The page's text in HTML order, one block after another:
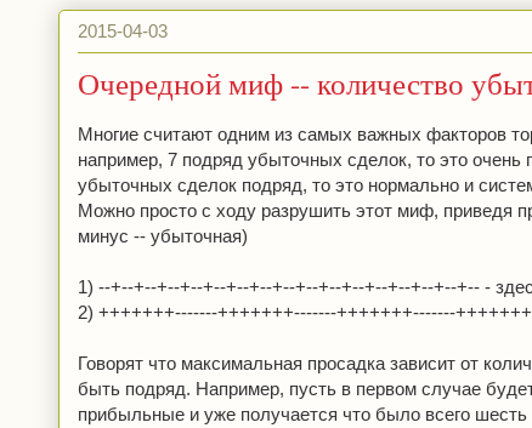
2015-04-03
Очередной миф -- количество
Многие считают одним из самых важных факторов
например, 7 подряд убыточных сделок, то это очень
убыточных сделок подряд, то это нормально и
Можно просто с ходу разрушить этот миф, приведя
минус -- убыточная)
1) --+--+--+--+--+--+--+--+--+--+--+--+--+--+--+--+-- -
2) +++++++-------+++++++-------+++++++-------
Говорят что максимальная просадка зависит от
быть подряд. Например, пусть в первом случае
прибыльные и уже получается что было всего